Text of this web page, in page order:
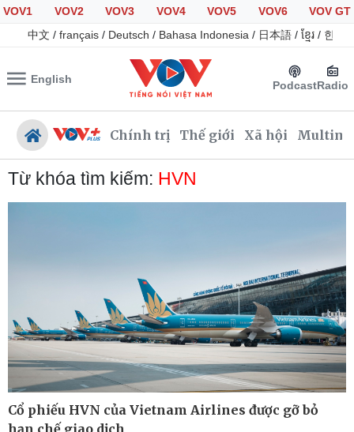
VOV1 VOV2 VOV3 VOV4 VOV5 VOV6
VOV GT
中文 / français / Deutsch / Bahasa Indonesia / 日本語 / ខ្មែរ / 한국
English PodcastRadio
Chính trị Thế giới Xã hội
Nhận diện sự thật
Dự báo thời tiết
Dấu ấn VOV
Việc làm
Biển đảo
Từ khóa tìm kiếm: HVN
Cổ phiếu HVN của Vietnam Airlines được gỡ bỏ
hạn chế giao dịch